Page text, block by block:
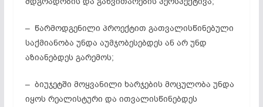
– წარმოდგენილი პროექტით გათვალისწინებული
საქმიანობა უნდა აუმჯობესებდეს ან არ უნდ
აზიანებდეს გარემოს;
– ბიუჯეტში მოყვანილი ხარჯების მოცულობა უნდა
იყოს რეალისტური და ითვალისწინებდეს